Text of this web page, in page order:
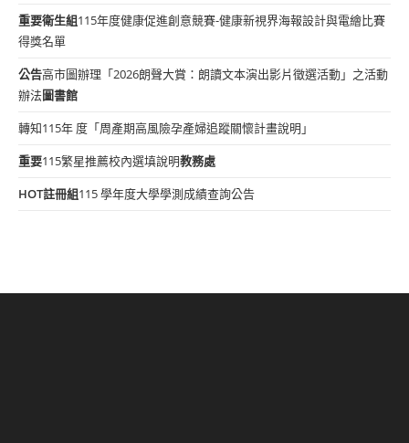
重要衛生組115年度健康促進創意競賽-健康新視界海報設計與電繪比賽
得獎名單
公告高市圖辦理「2026朗聲大賞：朗讀文本演出影片徵選活動」之活動
辦法圖書館
轉知115年 度「周產期高風險孕產婦追蹤關懷計畫說明」
重要115繁星推薦校內選填說明教務處
HOT註冊組115 學年度大學學測成績查詢公告